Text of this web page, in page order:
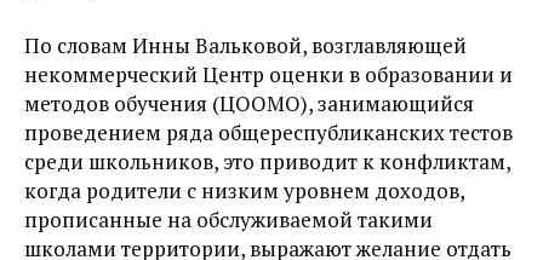
По словам Инны Вальковой, возглавляющей
некоммерческий Центр оценки в образовании и
методов обучения (ЦООМО), занимающийся
проведением ряда общереспубликанских тестов
среди школьников, это приводит к конфликтам,
когда родители с низким уровнем доходов,
прописанные на обслуживаемой такими
школами территории, выражают желание отдать